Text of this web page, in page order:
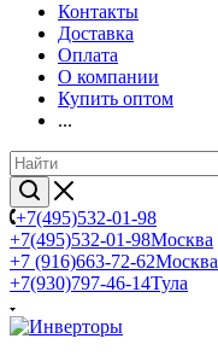
Контакты
Доставка
Оплата
О компании
Купить оптом
...
+7(495)532-01-98
+7(495)532-01-98Москва
+7 (916)663-72-62Москва
+7(930)797-46-14Тула